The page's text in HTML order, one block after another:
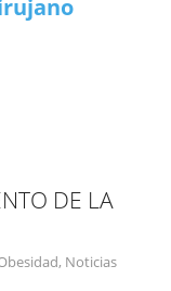
DE LA
, Noticias